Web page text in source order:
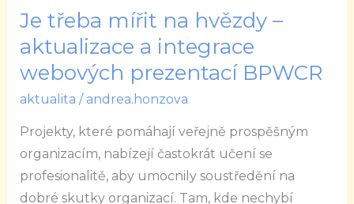
Je třeba mířit na hvězdy –
aktualizace a integrace
webových prezentací BPWCR
aktualita / andrea.honzova
Projekty, které pomáhají veřejně prospěšným
organizacím, nabízejí častokrát učení se
profesionalitě, aby umocnily soustředění na
dobré skutky organizací. Tam, kde nechybí
Je
třeba
na
hvězdy
–
aktualizace
a
integrace